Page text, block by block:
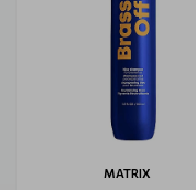
MATRIX